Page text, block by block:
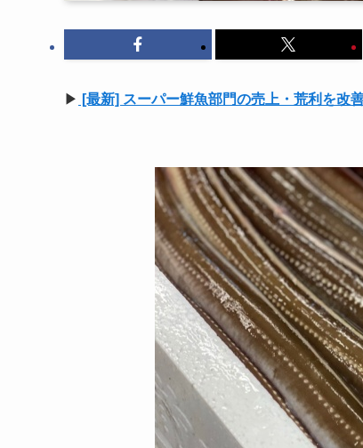
▶ [最新] スーパー鮮魚部門の売上・荒利を改